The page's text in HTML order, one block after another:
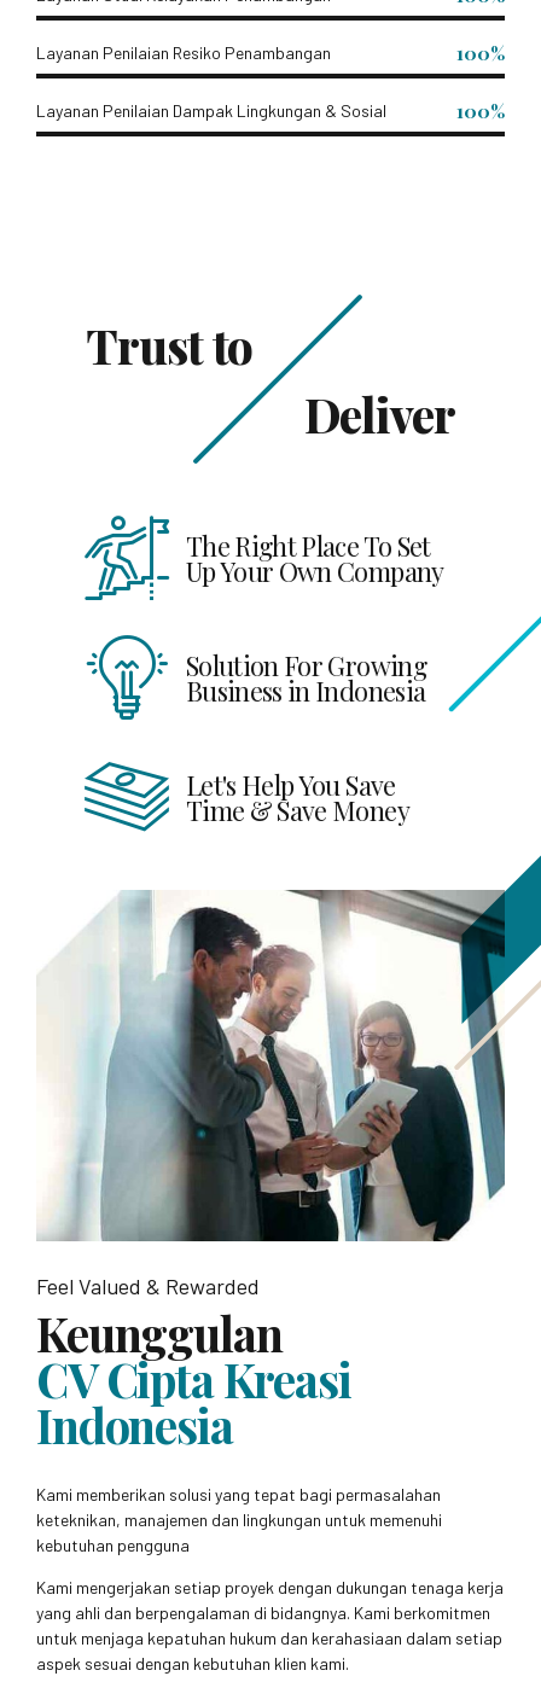
Layanan Penilaian Resiko Penambangan 100%
Layanan Penilaian Dampak Lingkungan & Sosial 100%
Trust to
Deliver
The Right Place To Set
Up Your Own Company
Solution For Growing
Business in Indonesia
Let's Help You Save
Time & Save Money
Feel Valued & Rewarded
Keunggulan
CV Cipta Kreasi
Indonesia
Kami memberikan solusi yang tepat bagi permasalahan
keteknikan, manajemen dan lingkungan untuk memenuhi
kebutuhan pengguna
Kami mengerjakan setiap proyek dengan dukungan tenaga kerja
yang ahli dan berpengalaman di bidangnya. Kami berkomitmen
untuk menjaga kepatuhan hukum dan kerahasiaan dalam setiap
aspek sesuai dengan kebutuhan klien kami.